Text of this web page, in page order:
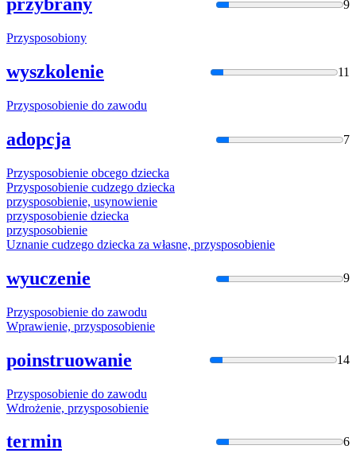
przybrany 9
Przysposobiony
wyszkolenie 11
Przysposobienie do zawodu
adopcja 7
Przysposobienie obcego dziecka
Przysposobienie cudzego dziecka
przysposobienie, usynowienie
przysposobienie dziecka
przysposobienie
Uznanie cudzego dziecka za własne, przysposobienie
wyuczenie 9
Przysposobienie do zawodu
Wprawienie, przysposobienie
poinstruowanie 14
Przysposobienie do zawodu
Wdrożenie, przysposobienie
termin 6